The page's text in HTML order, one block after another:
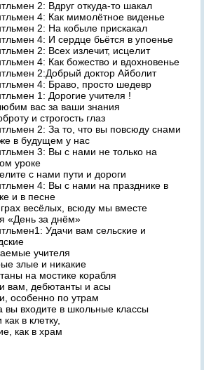
2: Вдруг откуда-то шакал
4: Как мимолётное виденье
2: На кобыле прискакал
4: И сердце бьётся в упоенье
2: Всех излечит, исцелит
4: Как божество и вдохновенье
2:Добрый доктор Айболит
4: Браво, просто шедевр
1: Дорогие учителя !
вас за ваши знания
и строгость глаз
2: За то, что вы повсюду снами
в будущем у нас
3: Вы с нами не только на
уроке
с нами пути и дороги
4: Вы с нами на празднике в
и в песне
весёлых, всюду мы вместе
«День за днём»
Удачи вам сельские и
учителя
злые и никакие
на мостике корабля
вам, дебютанты и асы
особенно по утрам
вы входите в школьные классы
в клетку,
как в храм